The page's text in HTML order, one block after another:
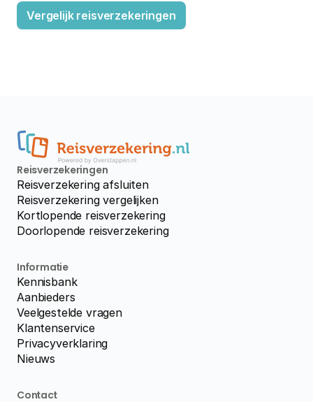
Vergelijk reisverzekeringen
Reisverzekeringen
Reisverzekering afsluiten
Reisverzekering vergelijken
Kortlopende reisverzekering
Doorlopende reisverzekering
Informatie
Kennisbank
Aanbieders
Veelgestelde vragen
Klantenservice
Privacyverklaring
Nieuws
Contact